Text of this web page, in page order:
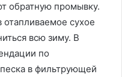
обратную промывку.
сухое
всю зиму. В
по
в фильтрующей